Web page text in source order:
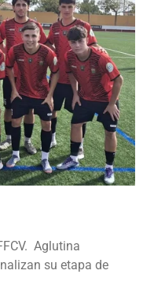
Aglutina
su etapa de